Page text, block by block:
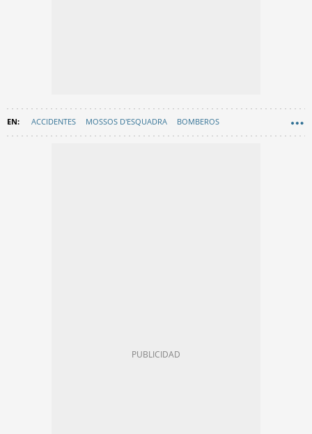
ACCIDENTES MOSSOS D'ESQUADRA BOMBEROS